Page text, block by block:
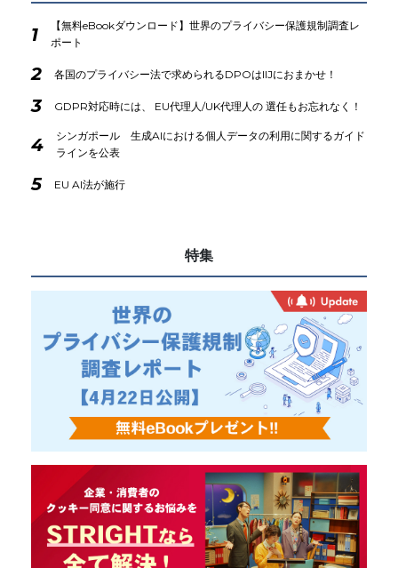
1
【無料eBookダウンロード】世界のプライバシー保護規制調査レ
ポート
2 各国のプライバシー法で求められるDPOはIIJにおまかせ！
3 GDPR対応時には、 EU代理人/UK代理人の 選任もお忘れなく！
4
シンガポール 生成AIにおける個人データの利用に関するガイド
ラインを公表
5 EU AI法が施行
特集